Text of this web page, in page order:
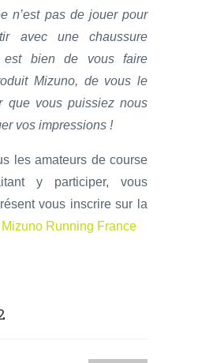
n’est pas de jouer pour
avec une chaussure
est bien de vous faire
Mizuno, de vous le
que vous puissiez nous
vos impressions !
les amateurs de course
y participer, vous
vous inscrire sur la
Running France